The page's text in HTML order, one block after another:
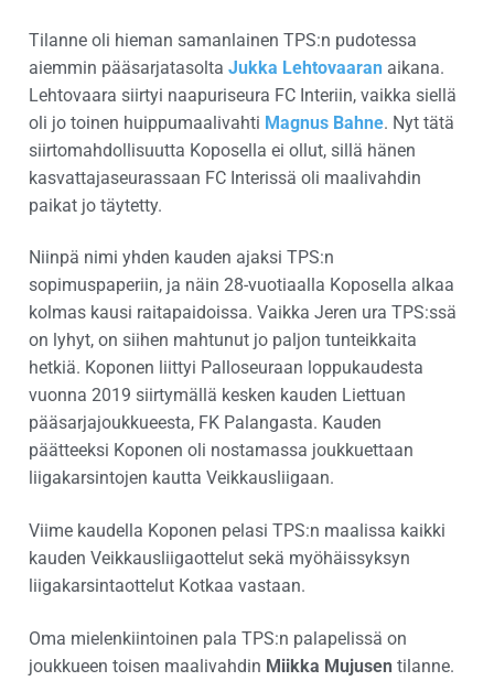
Tilanne oli hieman samanlainen TPS:n pudotessa
aiemmin pääsarjatasolta Jukka Lehtovaaran aikana.
Lehtovaara siirtyi naapuriseura FC Interiin, vaikka siellä
oli jo toinen huippumaalivahti Magnus Bahne. Nyt tätä
siirtomahdollisuutta Koposella ei ollut, sillä hänen
kasvattajaseurassaan FC Interissä oli maalivahdin
paikat jo täytetty.
Niinpä nimi yhden kauden ajaksi TPS:n
sopimuspaperiin, ja näin 28-vuotiaalla Koposella alkaa
kolmas kausi raitapaidoissa. Vaikka Jeren ura TPS:ssä
on lyhyt, on siihen mahtunut jo paljon tunteikkaita
hetkiä. Koponen liittyi Palloseuraan loppukaudesta
vuonna 2019 siirtymällä kesken kauden Liettuan
pääsarjajoukkueesta, FK Palangasta. Kauden
päätteeksi Koponen oli nostamassa joukkuettaan
liigakarsintojen kautta Veikkausliigaan.
Viime kaudella Koponen pelasi TPS:n maalissa kaikki
kauden Veikkausliigaottelut sekä myöhäissyksyn
liigakarsintaottelut Kotkaa vastaan.
Oma mielenkiintoinen pala TPS:n palapelissä on
joukkueen toisen maalivahdin Miikka Mujusen tilanne.